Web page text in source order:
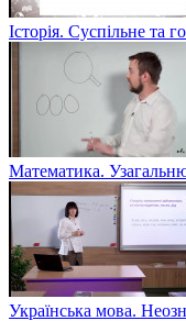
Історія. Суспільне та
Математика.
Українська мова.